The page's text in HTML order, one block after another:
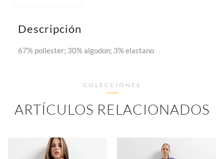
Descripción
67% poliester; 30% algodon; 3% elastano
COLECCIONES
ARTÍCULOS RELACIONADOS